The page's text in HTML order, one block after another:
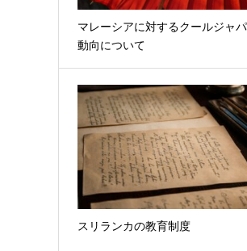
マレーシアに対するクールジャ
動向について
スリランカの教育制度